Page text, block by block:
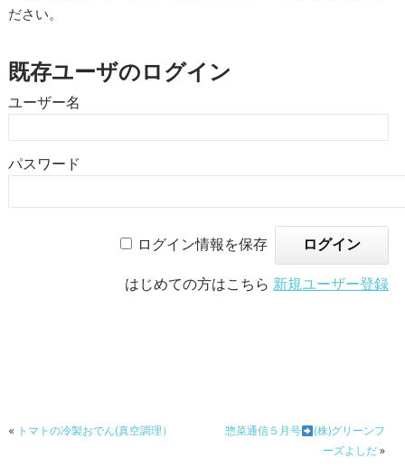
ださい。
既存ユーザのログイン
ユーザー名
パスワード
ログイン情報を保存
はじめての方はこちら 新規ユーザー登録
« トマトの冷製おでん(真空調理） 惣菜通信５月号
(株)グリーンフ
ーズよしだ»